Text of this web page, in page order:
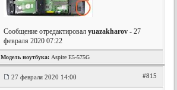
Сообщение отредактировалyuazakharov - 27
февраля 2020 07:22
Модель ноутбука: Aspire E5-575G
27 февраля 2020 14:00 #815